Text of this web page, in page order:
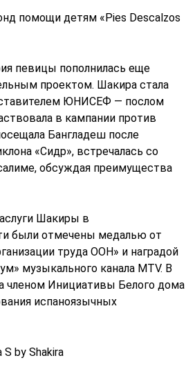
помощи детям «Pies Descalzos
певицы пополнилась еще
проектом. Шакира стала
ЮНИСЕФ — послом
в кампании против
Бангладеш после
«Сидр», встречалась со
обсуждая преимущества
Шакиры в
были отмечены медалью от
труда ООН» и наградой
музыкального канала MTV. В
членом Инициативы Белого дома
испаноязычных
by Shakira